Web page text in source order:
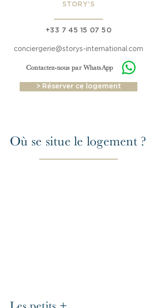
STORY'S
‪+33 7 45 15 07 50
conciergerie@storys-international.com
Contactez-nous par WhatsApp
> Réserver ce logement
Où se situe le logement ?